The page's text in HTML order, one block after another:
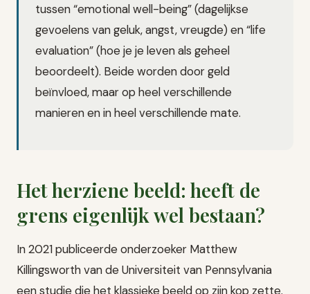
tussen “emotional well-being” (dagelijkse
gevoelens van geluk, angst, vreugde) en “life
evaluation” (hoe je je leven als geheel
beoordeelt). Beide worden door geld
beïnvloed, maar op heel verschillende
manieren en in heel verschillende mate.
Het herziene beeld: heeft de
grens eigenlijk wel bestaan?
In 2021 publiceerde onderzoeker Matthew
Killingsworth van de Universiteit van Pennsylvania
een studie die het klassieke beeld op zijn kop zette.